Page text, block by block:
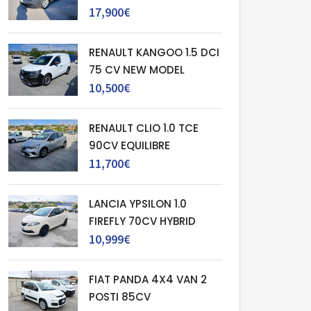
17,900€
RENAULT KANGOO 1.5 DCI
75 CV NEW MODEL
10,500€
RENAULT CLIO 1.0 TCE
90CV EQUILIBRE
11,700€
LANCIA YPSILON 1.0
FIREFLY 70CV HYBRID
10,999€
FIAT PANDA 4X4 VAN 2
POSTI 85CV